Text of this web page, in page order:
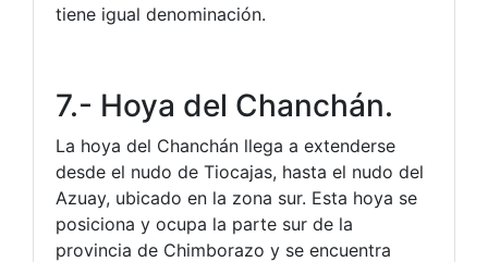
tiene igual denominación.
7.- Hoya del Chanchán.
La hoya del Chanchán llega a extenderse
desde el nudo de Tiocajas, hasta el nudo del
Azuay, ubicado en la zona sur. Esta hoya se
posiciona y ocupa la parte sur de la
provincia de Chimborazo y se encuentra